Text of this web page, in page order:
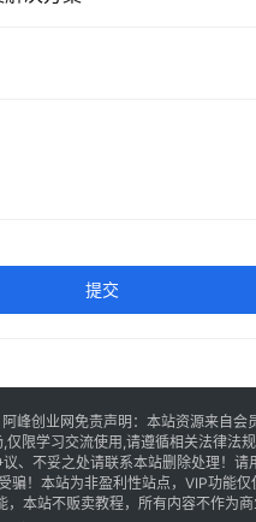
提交
阿峰创业网 免责声明：本站资源来自会
仅限学习交流使用,请遵循相关法律法
、不妥之处请联系本站删除处理！请
骗！本站为非盈利性站点，VIP功能仅
，本站不贩卖教程，所有内容不作为商